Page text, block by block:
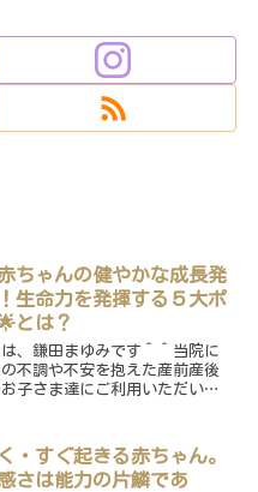
ちゃんの健やかな成長発
生命力を発揮する５大ポ
とは？
、鎌田まゆみです＾＾当院に
不調や不安を抱えた産前産後
子さま達にご利用いただいて
大ポイント✨をお伝えしたいな
おります！つまり、...
・すぐ起きる赤ちゃん。
さは能力の片鱗であ